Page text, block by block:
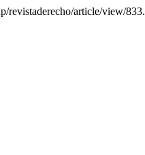
revistaderecho/article/view/833.